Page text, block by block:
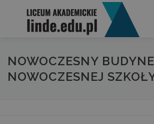
HOME REKRUTACJA OPINIE
NOWOCZESNY
NOWOCZESNEJ